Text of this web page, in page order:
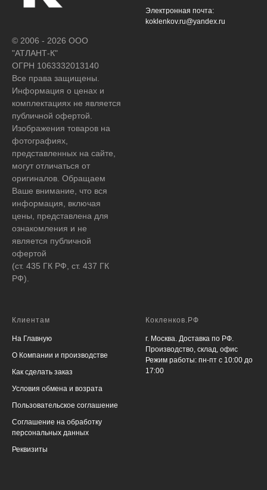
© 2006 - 2026 ООО
"АТЛАНТ-К"
ОГРН 1063332013140
Все права защищены.
Информация о ценах и
комплектациях не является
публичной офертой.
Изображения товаров на
фотографиях,
представленных на сайте,
могут отличаться от
оригиналов. Обращаем
Ваше внимание, что вся
информация, включая
цены, представлена для
ознакомления и не
является публичной
офертой
(ст. 435 ГК РФ, ст. 437 ГК
РФ).
Электронная почта:
koklenkov.ru@yandex.ru
Клиентам
На Главную
О Компании и производстве
Как сделать заказ
Условия обмена и возрата
Пользовательское соглашение
Соглашение на обработку
персональных данных
Реквизиты
Кокленков.РФ
г. Москва. Доставка по РФ.
Производство, склад, офис
Режим работы: пн-пт с 10:00 до
17:00